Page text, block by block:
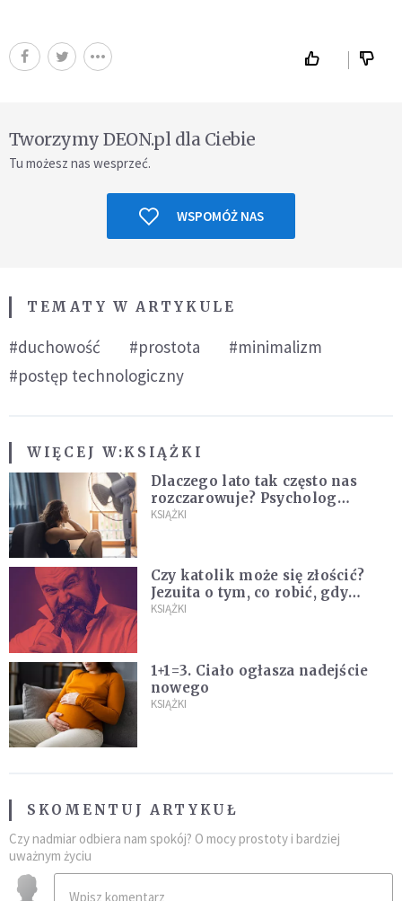
Tworzymy DEON.pl dla Ciebie
Tu możesz nas wesprzeć.
WSPOMÓŻ NAS
TEMATY W ARTYKULE
#duchowość #prostota
#minimalizm
#postęp technologiczny
WIĘCEJ W:KSIĄŻKI
Dlaczego lato tak często nas
rozczarowuje? Psycholog
wyjaśnia, skąd bierze się presja
KSIĄŻKI
Czy katolik może się złościć?
Jezuita o tym, co robić, gdy
puszczają nam nerwy
KSIĄŻKI
1+1=3. Ciało ogłasza nadejście
nowego
KSIĄŻKI
SKOMENTUJ ARTYKUŁ
Czy nadmiar odbiera nam spokój? O mocy prostoty i bardziej
uważnym życiu